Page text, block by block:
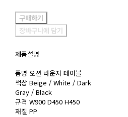
구매하기
장바구니에 담기
제품설명
품명 오션 라운지 테이블
색상 Beige / White / Dark
Gray / Black
규격 W900 D450 H450
재질 PP